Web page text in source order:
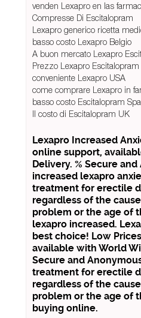
venden Lexapro en las
Compresse Di Escitalopram
Lexapro generico ricetta
basso costo Lexapro Belgio
A buon mercato Lexapro
Prezzo Lexapro Escitalopram
conveniente Lexapro USA
come comprare Lexapro in
basso costo Escitalopram
Il costo di Escitalopram UK
Lexapro Increased
online support,
Delivery. % Secure
increased lexapro
treatment for erectile
regardless of the
problem or the age of
lexapro increased.
best choice! Low
available with World
Secure and
treatment for erectile
regardless of the
problem or the age of
buying online.